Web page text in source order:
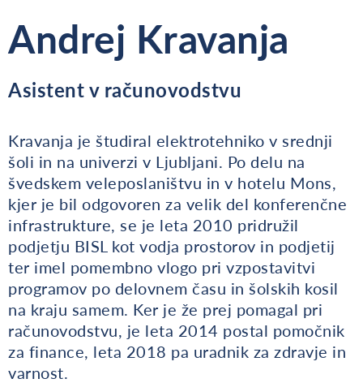
Andrej Kravanja
Asistent v računovodstvu
Kravanja je študiral elektrotehniko v srednji
šoli in na univerzi v Ljubljani. Po delu na
švedskem veleposlaništvu in v hotelu Mons,
kjer je bil odgovoren za velik del konferenčne
infrastrukture, se je leta 2010 pridružil
podjetju BISL kot vodja prostorov in podjetij
ter imel pomembno vlogo pri vzpostavitvi
programov po delovnem času in šolskih kosil
na kraju samem. Ker je že prej pomagal pri
računovodstvu, je leta 2014 postal pomočnik
za finance, leta 2018 pa uradnik za zdravje in
varnost.